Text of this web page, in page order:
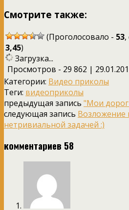
Смотрите также:
(Проголосовало - 53,
3,45)
Загрузка...
Просмотров - 29 862 |
Категории: Видео приколы
Теги: видеоприколы
предыдущая запись "Мои
следующая запись Возложение
нетривиальной задачей :)
комментариев 58